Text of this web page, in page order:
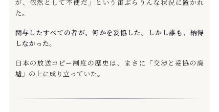
が、依然として不便だ」という宙ぶらりんな状況に置かれ
た。
関与したすべての者が、何かを妥協した。しかし誰も、納得
しなかった。
日本の放送コピー制度の歴史は、まさに「交渉と妥協の廃
墟」の上に成り立っていた。